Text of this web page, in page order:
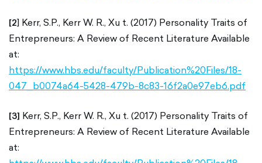
[2] Kerr, S.P., Kerr W. R., Xu t. (2017) Personality Traits of
Entrepreneurs: A Review of Recent Literature Available
at:
https://www.hbs.edu/faculty/Publication%20Files/18-
047_b0074a64-5428-479b-8c83-16f2a0e97eb6.pdf
[3] Kerr, S.P., Kerr W. R., Xu t. (2017) Personality Traits of
Entrepreneurs: A Review of Recent Literature Available
at: